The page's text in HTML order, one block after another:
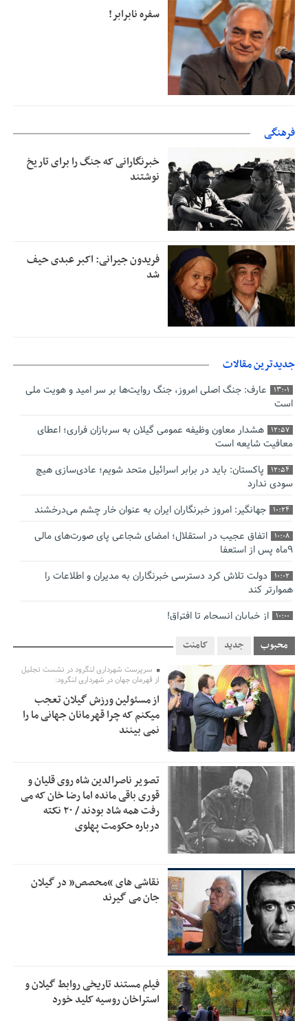
سفره نابرابر!
فرهنگی
خبرنگارانی که جنگ را برای تاریخ
نوشتند
فریدون جیرانی: اکبر عبدی حیف
شد
جدیدترین مقالات
13:01
عارف: جنگ اصلی امروز، جنگ روایت‌ها بر سر امید و هویت ملی
است
12:57
هشدار معاون وظیفه عمومی گیلان به سربازان فراری؛ اعطای
معافیت شایعه است
12:54
پاکستان: باید در برابر اسرائیل متحد شویم؛ عادی‌سازی هیچ
سودی ندارد
10:24 جهانگیر: امروز خبرنگاران ایران به عنوان خار چشم می‌درخشند
10:08
اتفاق عجیب در استقلال؛ امضای شجاعی پای صورت‌های مالی
٩ماه پس از استعفا
10:02
دولت تلاش کرد دسترسی خبرنگاران به مدیران و اطلاعات را
هموارتر کند
10:00 از خیابان انسجام تا افتراق!
9:48
چالش نظارت بر درمانگران اینستاگرامی/ نسخه وزارت بهداشت
برای جلوگیری از فعالیت پزشک‌نماها
9:34 خبرنگارانی که جنگ را برای تاریخ نوشتند
9:32
پشتیبانی از زنجیره ارزش بادام زمینی در اولویت سیاست‌های
حمایتی گیلان است
12:46 بخش دوم گفت‌وگوی پزشکیان با مردم امشب پخش می‌شود
12:33 جزئیات فعال‌سازی «کیف پول ایران» اعلام شد
12:30
حمایت از مرزنشینان نباید به زیان تولید باشد/مواد اولیه با
کولبری وارد شود
11:05 شایعه «معافیت سربازان فراری» تکذیب شد
11:04 امیر اکرمی‌نیا: ارتش کاملاً آماده است
محبوب جدید کامنت
سرپرست شهرداری لنگرود در نشست تجلیل
از قهرمان جهان در شهرداری لنگرود:
از مسئولین ورزش گیلان تعجب
میکنم که چرا قهرمانان جهانی ما را
نمی بینند
تصویر ناصرالدین شاه روی قلیان و
قوری باقی مانده اما رضا خان که می
رفت همه شاد بودند / ۲۰ نکته
درباره حکومت پهلوی
نقاشی های “محصص” در گیلان
جان می گیرند
فیلم مستند تاریخی روابط گیلان و
استراخان روسیه کلید خورد